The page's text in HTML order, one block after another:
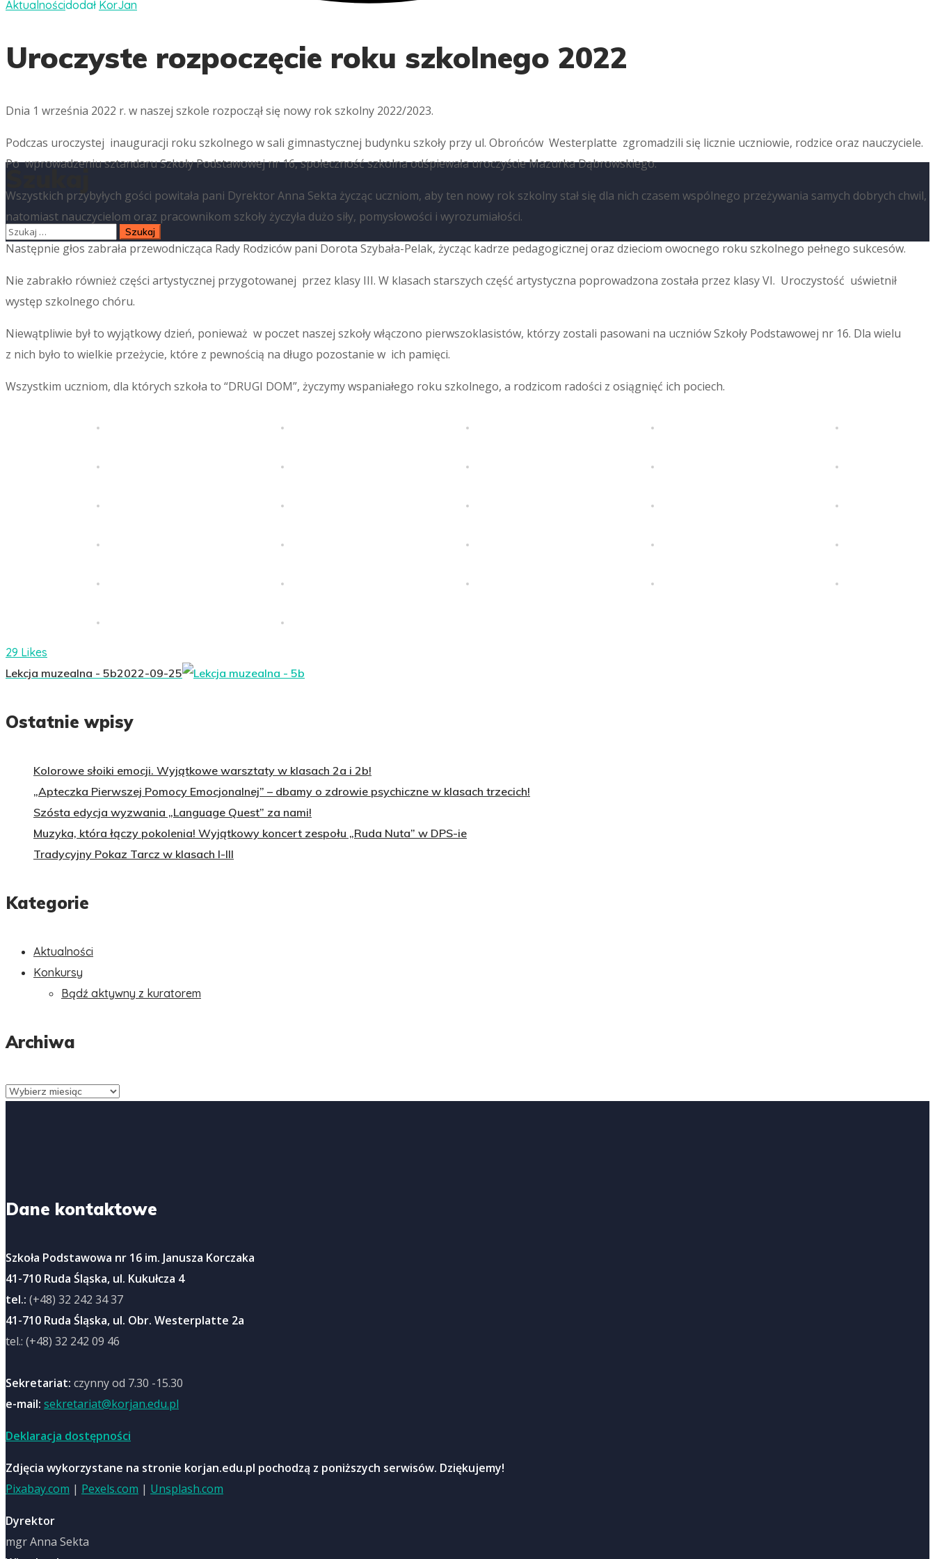
Szukaj
Aktualnościdodał KorJan
Uroczyste rozpoczęcie roku szkolnego 2022
Dnia 1 września 2022 r. w naszej szkole rozpoczął się nowy rok szkolny 2022/2023.
Podczas uroczystej inauguracji roku szkolnego w sali gimnastycznej budynku szkoły przy ul. Obrońców Westerplatte zgromadzili się licznie uczniowie, rodzice oraz nauczyciele.
Po wprowadzeniu sztandaru Szkoły Podstawowej nr 16, społeczność szkolna odśpiewała uroczyście Mazurka Dąbrowskiego.
Wszystkich przybyłych gości powitała pani Dyrektor Anna Sekta życząc uczniom, aby ten nowy rok szkolny stał się dla nich czasem wspólnego przeżywania samych dobrych chwil,
natomiast nauczycielom oraz pracownikom szkoły życzyła dużo siły, pomysłowości i wyrozumiałości.
Następnie głos zabrała przewodnicząca Rady Rodziców pani Dorota Szybała-Pelak, życząc kadrze pedagogicznej oraz dzieciom owocnego roku szkolnego pełnego sukcesów.
Nie zabrakło również części artystycznej przygotowanej przez klasy III. W klasach starszych część artystyczna poprowadzona została przez klasy VI. Uroczystość uświetnił
występ szkolnego chóru.
Niewątpliwie był to wyjątkowy dzień, ponieważ w poczet naszej szkoły włączono pierwszoklasistów, którzy zostali pasowani na uczniów Szkoły Podstawowej nr 16. Dla wielu
z nich było to wielkie przeżycie, które z pewnością na długo pozostanie w ich pamięci.
Wszystkim uczniom, dla których szkoła to “DRUGI DOM”, życzymy wspaniałego roku szkolnego, a rodzicom radości z osiągnięć ich pociech.
29 Likes
Lekcja muzealna - 5b2022-09-25
Ostatnie wpisy
Kolorowe słoiki emocji. Wyjątkowe warsztaty w klasach 2a i 2b!
„Apteczka Pierwszej Pomocy Emocjonalnej” – dbamy o zdrowie psychiczne w klasach trzecich!
Szósta edycja wyzwania „Language Quest” za nami!
Muzyka, która łączy pokolenia! Wyjątkowy koncert zespołu „Ruda Nuta” w DPS-ie
Tradycyjny Pokaz Tarcz w klasach I-III
Kategorie
Aktualności
Konkursy
Bądź aktywny z kuratorem
Archiwa
Archiwa
Dane kontaktowe
Szkoła Podstawowa nr 16 im. Janusza Korczaka
41-710 Ruda Śląska, ul. Kukułcza 4
tel.: (+48) 32 242 34 37
41-710 Ruda Śląska, ul. Obr. Westerplatte 2a
tel.: (+48) 32 242 09 46
Sekretariat: czynny od 7.30 -15.30
e-mail: sekretariat@korjan.edu.pl
Deklaracja dostępności
Zdjęcia wykorzystane na stronie korjan.edu.pl pochodzą z poniższych serwisów. Dziękujemy!
Pixabay.com | Pexels.com | Unsplash.com
Dyrektor
mgr Anna Sekta